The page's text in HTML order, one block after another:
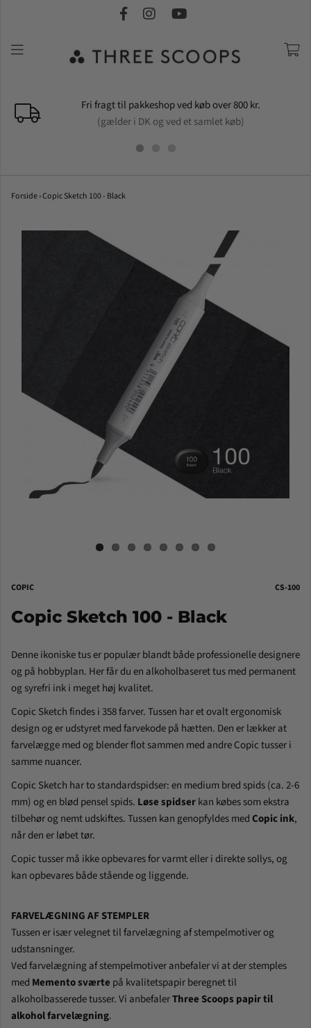
Fri fragt til pakkeshop ved køb over 800 kr.
(gælder i DK og ved et samlet køb)
Forside›Copic Sketch 100 - Black
COPIC CS-100
Copic Sketch 100 - Black
Denne ikoniske tus er populær blandt både professionelle designere
og på hobbyplan. Her får du en alkoholbaseret tus med permanent
og syrefri ink i meget høj kvalitet.
Copic Sketch findes i 358 farver. Tussen har et ovalt ergonomisk
design og er udstyret med farvekode på hætten. Den erlækker at
farvelægge med og blender flot sammen med andre Copic tusser i
samme nuancer.
Copic Sketch har to standardspidser: en medium bred spids (ca. 2-6
mm) og en blød pensel spids. Løse spidserkan købes som ekstra
tilbehør og nemt udskiftes. Tussen kan genopfyldes medCopic ink,
når den er løbet tør.
Copic tusser må ikke opbevares for varmt eller i direkte sollys, og
kan opbevares både stående og liggende.
FARVELÆGNING AF STEMPLER
Tussen er især velegnet til farvelægning af stempelmotiver og
udstansninger.
Ved farvelægning af stempelmotiver anbefaler vi at der stemples
med Memento sværte på kvalitetspapir beregnet til
alkoholbasserede tusser.Vi anbefalerThree Scoops papir til
alkohol farvelægning.